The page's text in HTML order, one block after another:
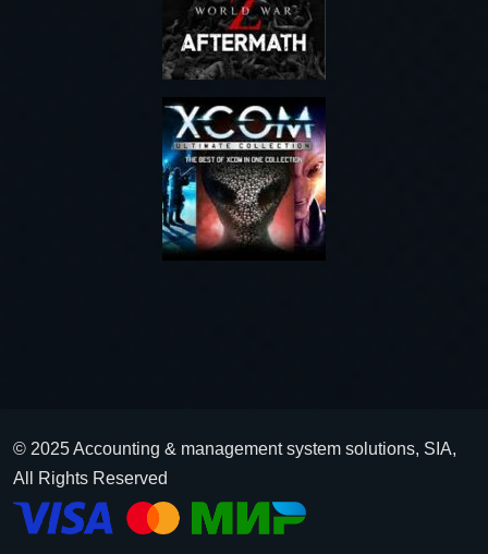
© 2025 Accounting & management system solutions, SIA,
All Rights Reserved